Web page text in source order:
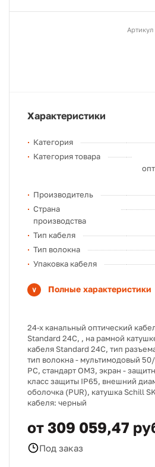
Артикул
Характеристики
Категория
Категория товара
Производитель
Страна
производства
Тип кабеля
Тип волокна
Упаковка кабеля
Полные характеристики
24-x канальный оптический
Standard 24C, , на рамной
кабеля Standard 24C, тип
тип волокна - мультимодовый
PC, стандарт ОМ3, экран -
класс защиты IP65, внешний
оболочка (PUR), катушка Schill
кабеля: черный
от 309 059,47
Под заказ